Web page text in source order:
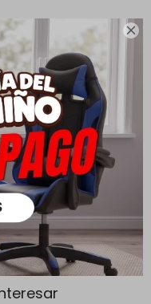

plazo de 5 días para